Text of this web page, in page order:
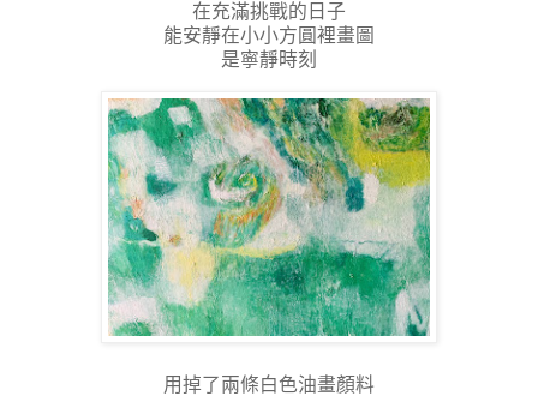
在充滿挑戰的日子
能安靜在小小方圓裡畫圖
是寧靜時刻
用掉了兩條白色油畫顏料